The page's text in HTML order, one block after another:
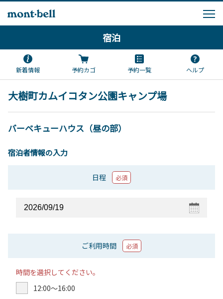
宿泊
新着情報 予約カゴ 予約一覧 ヘルプ
大樹町カムイコタン公園キャンプ場
バーベキューハウス（昼の部）
宿泊者情報の入力
日程 必須
ご利用時間 必須
時間を選択してください。
12:00〜16:00